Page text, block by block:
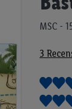
MSC -
3
galleria
immagini